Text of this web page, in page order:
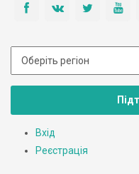
Вхід
Реєстрація